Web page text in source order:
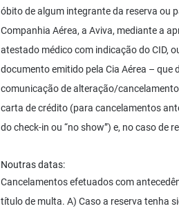
óbito de algum integrante da reserva ou
Companhia Aérea, a Aviva, mediante a
atestado médico com indicação do CID,
documento emitido pela Cia Aérea – que
comunicação de alteração/
carta de crédito (para cancelamentos
do check-in ou “no show”) e, no caso de
Noutras datas:
Cancelamentos efetuados com
título de multa. A) Caso a reserva tenha